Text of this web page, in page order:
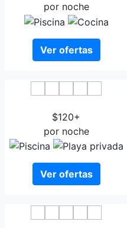
por noche
Ver ofertas
$120+
por noche
Ver ofertas